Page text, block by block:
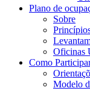
Plano de
Sobre
Oficinas
Como
Modelo